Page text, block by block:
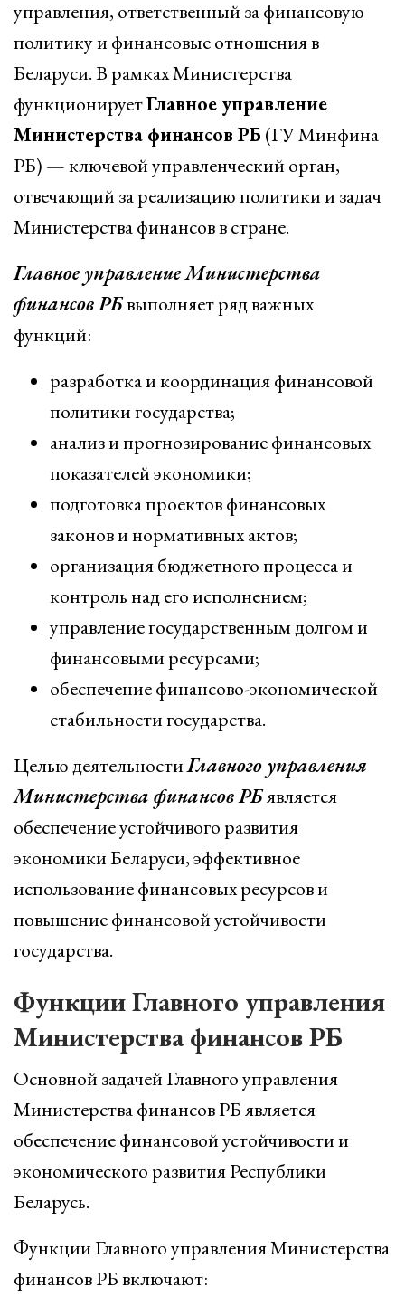
управления, ответственный за финансовую
политику и финансовые отношения в
Беларуси. В рамках Министерства
функционируетГлавное управление
Министерства финансов РБ (ГУ Минфина
РБ) — ключевой управленческий орган,
отвечающий за реализацию политики и задач
Министерства финансов в стране.
Главное управление Министерства
финансов РБвыполняет ряд важных
функций:
разработка и координация финансовой
политики государства;
анализ и прогнозирование финансовых
показателей экономики;
подготовка проектов финансовых
законов и нормативных актов;
организация бюджетного процесса и
контроль над его исполнением;
управление государственным долгом и
финансовыми ресурсами;
обеспечение финансово-экономической
стабильности государства.
Целью деятельностиГлавного управления
Министерства финансов РБявляется
обеспечение устойчивого развития
экономики Беларуси, эффективное
использование финансовых ресурсов и
повышение финансовой устойчивости
государства.
Функции Главного управления
Министерства финансов РБ
Основной задачей Главного управления
Министерства финансов РБ является
обеспечение финансовой устойчивости и
экономического развития Республики
Беларусь.
Функции Главного управления Министерства
финансов РБ включают: